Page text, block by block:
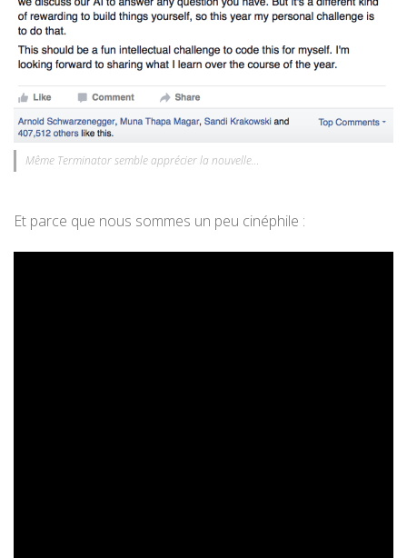
Même Terminator semble apprécier la nouvelle…
Et parce que nous sommes un peu cinéphile :